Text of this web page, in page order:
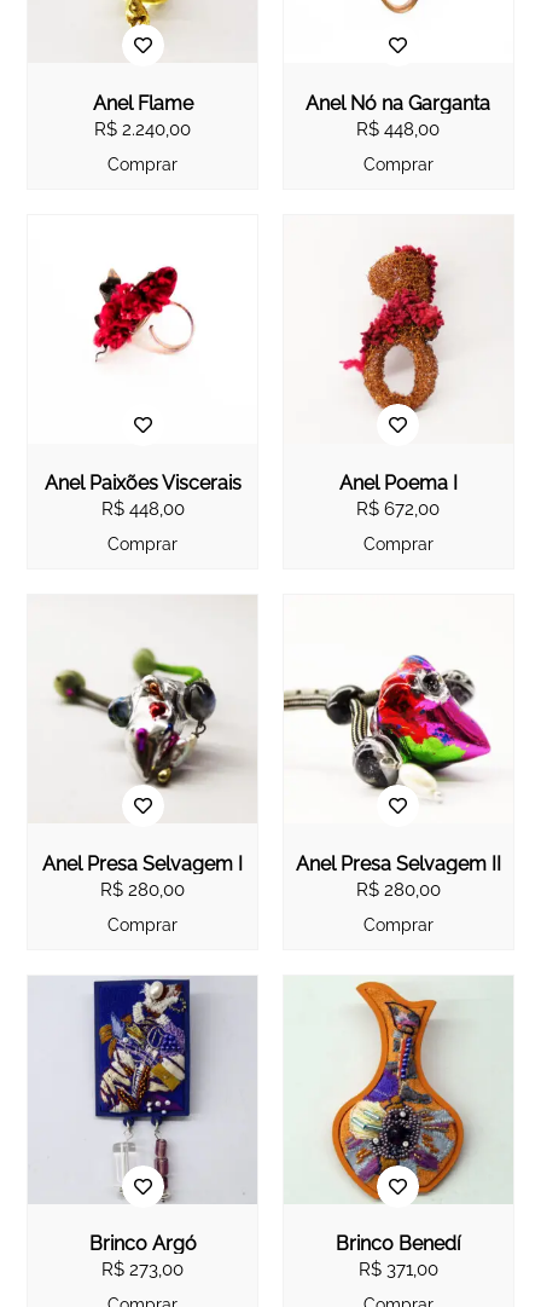
Anel Flame
R$ 2.240,00
Comprar
Anel Nó na Garganta
R$ 448,00
Comprar
Anel Paixões Viscerais
R$448,00
Comprar
Anel Poema I
R$ 672,00
Comprar
Anel Presa Selvagem I
R$ 280,00
Comprar
Anel Presa Selvagem II
R$280,00
Comprar
Brinco Argó
R$ 273,00
Brinco Benedí
R$371,00